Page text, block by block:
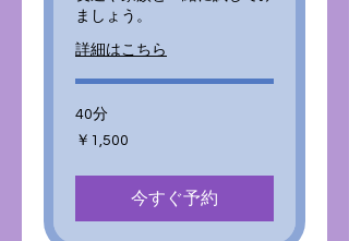
ましょう。
詳細はこちら
40分
1,500
円
￥1,500
今すぐ予約